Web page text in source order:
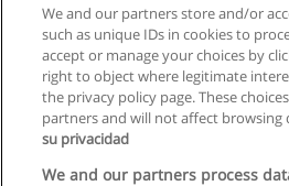
We and our partners store and/or
such as unique IDs in cookies to
accept or manage your choices by
right to object where legitimate
the privacy policy page. These
partners and will not affect browsing
su privacidad
We and our partners process